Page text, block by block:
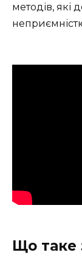
методів, які
Що таке